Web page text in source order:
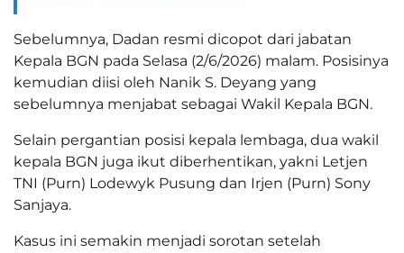
Sebelumnya, Dadan resmi dicopot dari jabatan
Kepala BGN pada Selasa (2/6/2026) malam. Posisinya
kemudian diisi oleh Nanik S. Deyang yang
sebelumnya menjabat sebagai Wakil Kepala BGN.
Selain pergantian posisi kepala lembaga, dua wakil
kepala BGN juga ikut diberhentikan, yakni Letjen
TNI (Purn) Lodewyk Pusung dan Irjen (Purn) Sony
Sanjaya.
Kasus ini semakin menjadi sorotan setelah